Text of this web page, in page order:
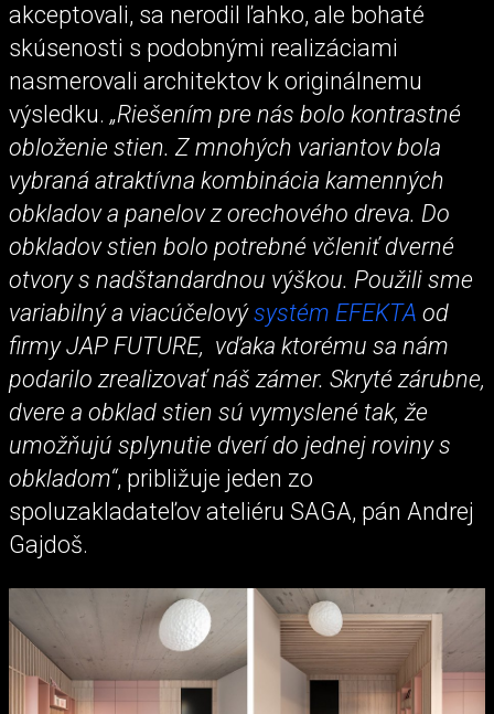
akceptovali, sa nerodil ľahko, ale bohaté
skúsenosti s podobnými realizáciami
nasmerovali architektov k originálnemu
výsledku. „Riešením pre nás bolo kontrastné
obloženie stien. Z mnohých variantov bola
vybraná atraktívna kombinácia kamenných
obkladov a panelov z orechového dreva. Do
obkladov stien bolo potrebné včleniť dverné
otvory s nadštandardnou výškou. Použili sme
variabilný a viacúčelovýsystém EFEKTA od
firmy JAP FUTURE, vďaka ktorému sa nám
podarilo zrealizovať náš zámer. Skryté zárubne,
dvere a obklad stien sú vymyslené tak, že
umožňujú splynutie dverí do jednej roviny s
obkladom“, približuje jeden zo
spoluzakladateľov ateliéru SAGA, pán Andrej
Gajdoš.